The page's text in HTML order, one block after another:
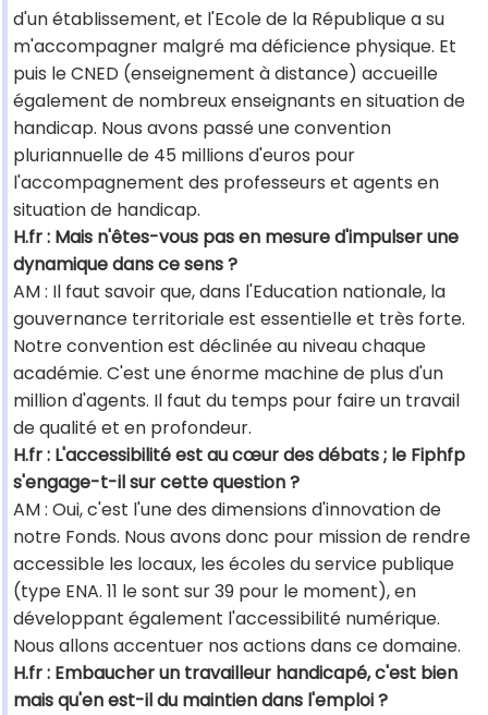
d'un établissement, et l'Ecole de la République a su
m'accompagner malgré ma déficience physique. Et
puis le CNED (enseignement à distance) accueille
également de nombreux enseignants en situation de
handicap. Nous avons passé une convention
pluriannuelle de 45 millions d'euros pour
l'accompagnement des professeurs et agents en
situation de handicap.
H.fr : Mais n'êtes-vous pas en mesure d'impulser une
dynamique dans ce sens ?
AM : Il faut savoir que, dans l'Education nationale, la
gouvernance territoriale est essentielle et très forte.
Notre convention est déclinée au niveau chaque
académie. C'est une énorme machine de plus d'un
million d'agents. Il faut du temps pour faire un travail
de qualité et en profondeur.
H.fr : L'accessibilité est au cœur des débats ; le Fiphfp
s'engage-t-il sur cette question ?
AM : Oui, c'est l'une des dimensions d'innovation de
notre Fonds. Nous avons donc pour mission de rendre
accessible les locaux, les écoles du service publique
(type ENA. 11 le sont sur 39 pour le moment), en
développant également l'accessibilité numérique.
Nous allons accentuer nos actions dans ce domaine.
H.fr : Embaucher un travailleur handicapé, c'est bien
mais qu'en est-il du maintien dans l'emploi ?